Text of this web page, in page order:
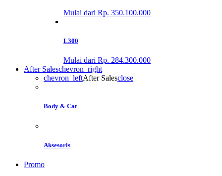
Mulai dari Rp. 350.100.000
L300
Mulai dari Rp. 284.300.000
After Saleschevron_right
chevron_leftAfter Salesclose
Body & Cat
Aksesoris
Promo